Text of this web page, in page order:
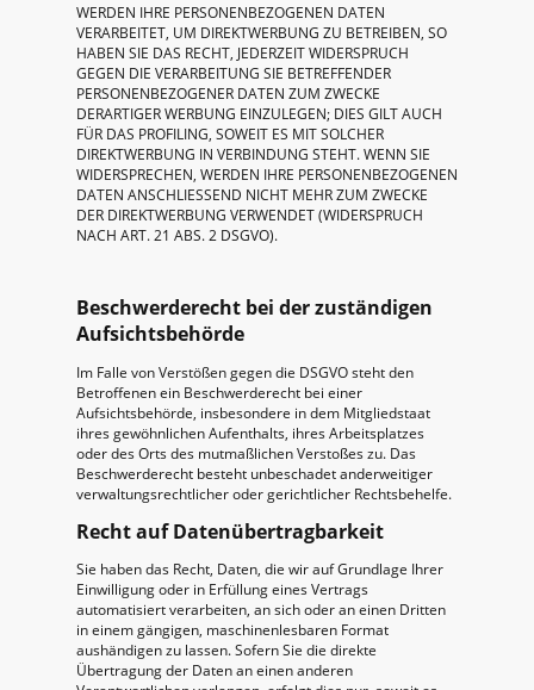
WERDEN IHRE PERSONENBEZOGENEN DATEN
VERARBEITET, UM DIREKTWERBUNG ZU BETREIBEN, SO
HABEN SIE DAS RECHT, JEDERZEIT WIDERSPRUCH
GEGEN DIE VERARBEITUNG SIE BETREFFENDER
PERSONENBEZOGENER DATEN ZUM ZWECKE
DERARTIGER WERBUNG EINZULEGEN; DIES GILT AUCH
FÜR DAS PROFILING, SOWEIT ES MIT SOLCHER
DIREKTWERBUNG IN VERBINDUNG STEHT. WENN SIE
WIDERSPRECHEN, WERDEN IHRE PERSONENBEZOGENEN
DATEN ANSCHLIESSEND NICHT MEHR ZUM ZWECKE
DER DIREKTWERBUNG VERWENDET (WIDERSPRUCH
NACH ART. 21 ABS. 2 DSGVO).
Beschwerderecht bei der zuständigen
Aufsichtsbehörde
Im Falle von Verstößen gegen die DSGVO steht den
Betroffenen ein Beschwerderecht bei einer
Aufsichtsbehörde, insbesondere in dem Mitgliedstaat
ihres gewöhnlichen Aufenthalts, ihres Arbeitsplatzes
oder des Orts des mutmaßlichen Verstoßes zu. Das
Beschwerderecht besteht unbeschadet anderweitiger
verwaltungsrechtlicher oder gerichtlicher Rechtsbehelfe.
Recht auf Datenübertragbarkeit
Sie haben das Recht, Daten, die wir auf Grundlage Ihrer
Einwilligung oder in Erfüllung eines Vertrags
automatisiert verarbeiten, an sich oder an einen Dritten
in einem gängigen, maschinenlesbaren Format
aushändigen zu lassen. Sofern Sie die direkte
Übertragung der Daten an einen anderen